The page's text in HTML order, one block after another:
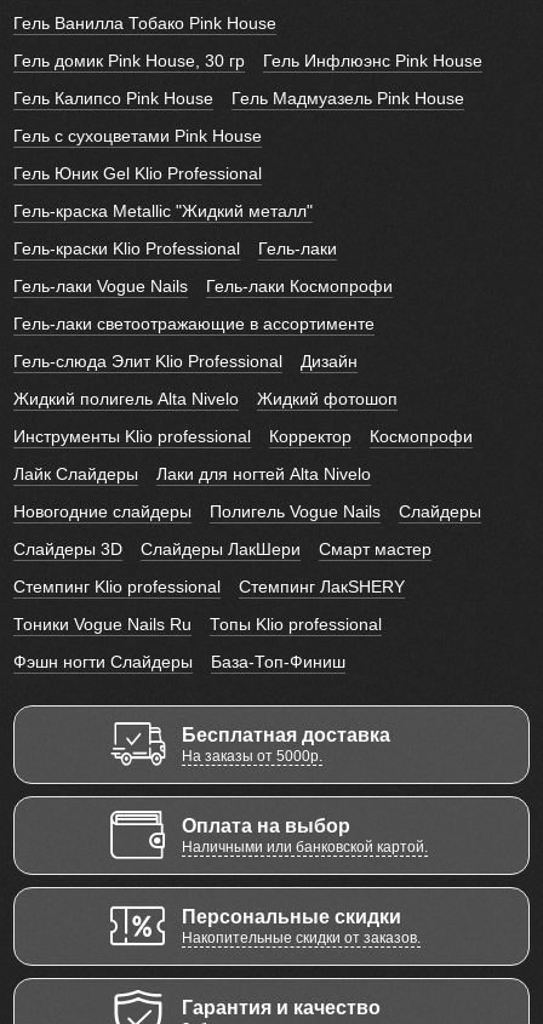
Гель Ванилла Тобако Pink House
Гель домик Pink House, 30 гр
Гель Инфлюэнс Pink House
Гель Калипсо Pink House
Гель Мадмуазель Pink House
Гель с сухоцветами Pink House
Гель Юник Gel Klio Professional
Гель-краска Metallic "Жидкий металл"
Гель-краски Klio Professional
Гель-лаки
Гель-лаки Vogue Nails
Гель-лаки Космопрофи
Гель-лаки светоотражающие в ассортименте
Гель-слюда Элит Klio Professional
Дизайн
Жидкий полигель Alta Nivelo
Жидкий фотошоп
Инструменты Klio professional
Корректор
Космопрофи
Лайк Слайдеры
Лаки для ногтей Alta Nivelo
Новогодние слайдеры
Полигель Vogue Nails
Слайдеры
Слайдеры 3D
Слайдеры ЛакШери
Смарт мастер
Стемпинг Klio professional
Стемпинг ЛакSHERY
Тоники Vogue Nails Ru
Топы Klio professional
Фэшн ногти Слайдеры
База-Топ-Финиш
Бесплатная доставка
На заказы от 5000р.
Оплата на выбор
Наличными или банковской картой.
Персональные скидки
Накопительные скидки от заказов.
Гарантия и качество